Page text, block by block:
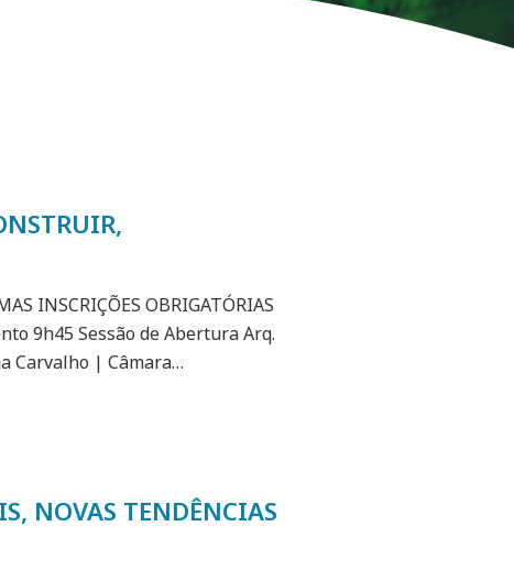
INSCRIÇÕES OBRIGATÓRIAS
9h45 Sessão de Abertura Arq.
Carvalho | Câmara…
NOVAS TENDÊNCIAS